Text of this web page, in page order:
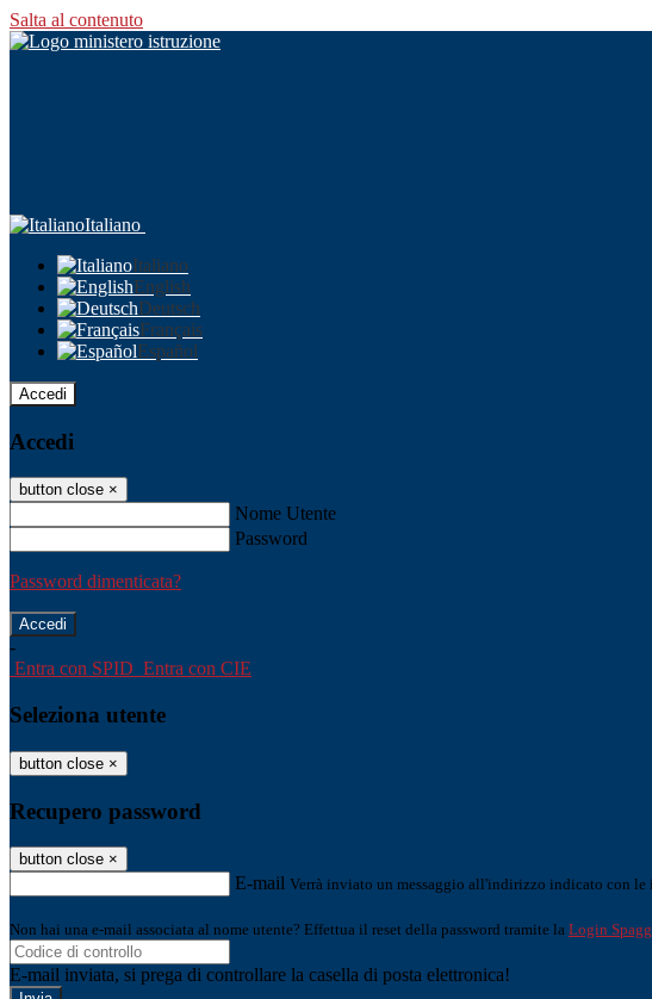
Salta al contenuto
Italiano
Italiano
English
Deutsch
Français
Español
Accedi
Accedi
button close ×
Nome Utente
Password
Password dimenticata?
-
Entra con SPID Entra con CIE
Seleziona utente
button close ×
Recupero password
button close ×
E-mail Verrà inviato un messaggio all'indirizzo indicato con le
Non hai una e-mail associata al nome utente? Effettua il reset della password tramite la Login
E-mail inviata, si prega di controllare la casella di posta elettronica!